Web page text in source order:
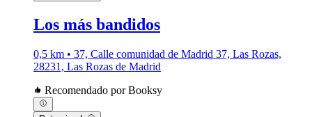
Los más bandidos
0,5 km • 37, Calle comunidad de Madrid 37, Las Rozas,
28231, Las Rozas de Madrid
Recomendado por Booksy